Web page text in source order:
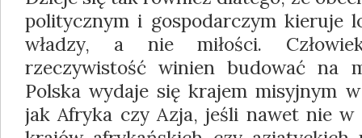
politycznym i gospodarczym kieruje
władzy, a nie miłości.
rzeczywistość winien budować na
Polska wydaje się krajem misyjnym
jak Afryka czy Azja, jeśli nawet nie w